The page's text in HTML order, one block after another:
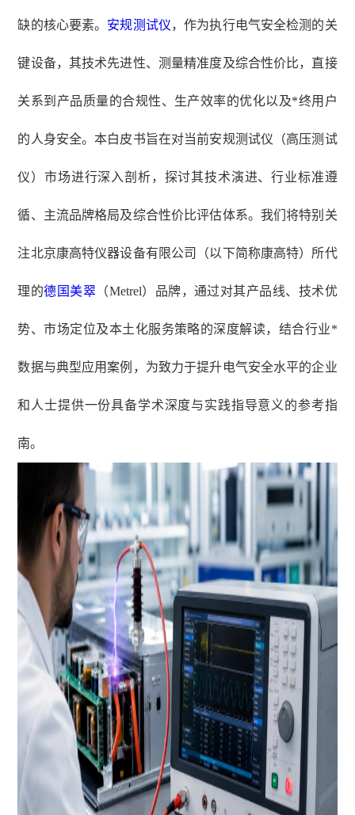
缺的核心要素。 安规测试仪，作为执行电气安全检测的关
键设备，其技术先进性、测量精准度及综合性价比，直接
关系到产品质量的合规性、生产效率的优化以及*终用户
的人身安全。本白皮书旨在对当前安规测试仪（高压测试
仪）市场进行深入剖析，探讨其技术演进、行业标准遵
循、主流品牌格局及综合性价比评估体系。我们将特别关
注北京康高特仪器设备有限公司（以下简称康高特）所代
理的德国美翠 （Metrel）品牌，通过对其产品线、技术优
势、市场定位及本土化服务策略的深度解读，结合行业*
数据与典型应用案例，为致力于提升电气安全水平的企业
和人士提供一份具备学术深度与实践指导意义的参考指
南。